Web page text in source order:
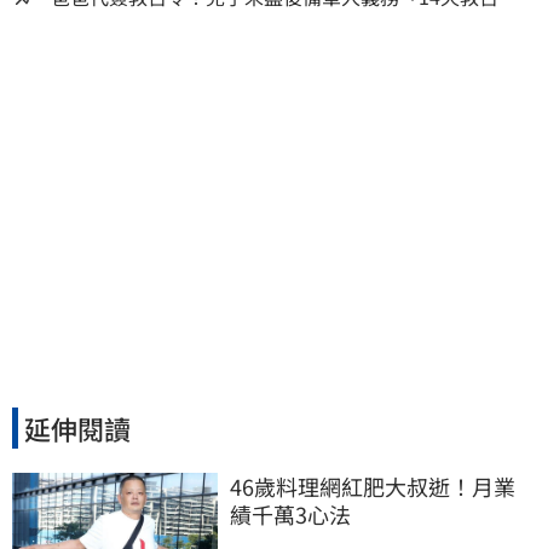
延伸閱讀
46歲料理網紅肥大叔逝！月業
績千萬3心法